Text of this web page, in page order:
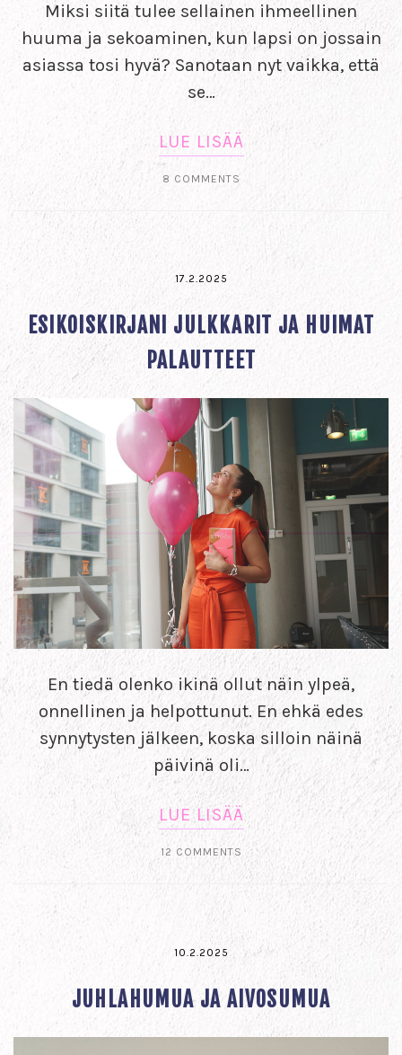
Miksi siitä tulee sellainen ihmeellinen
huuma ja sekoaminen, kun lapsi on jossain
asiassa tosi hyvä? Sanotaan nyt vaikka, että
se…
LUE LISÄÄ
8 COMMENTS
17.2.2025
ESIKOISKIRJANI JULKKARIT JA HUIMAT
PALAUTTEET
En tiedä olenko ikinä ollut näin ylpeä,
onnellinen ja helpottunut. En ehkä edes
synnytysten jälkeen, koska silloin näinä
päivinä oli…
LUE LISÄÄ
12 COMMENTS
10.2.2025
JUHLAHUMUA JA AIVOSUMUA